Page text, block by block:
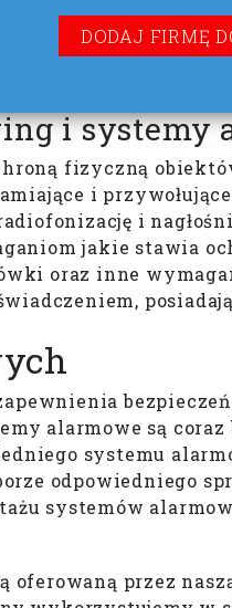
DODAJ FIRMĘ
i systemy
fizyczną
i
i
jakie stawia
oraz inne
alarmowe są
systemu
odpowiedniego
systemów
oferowaną przez